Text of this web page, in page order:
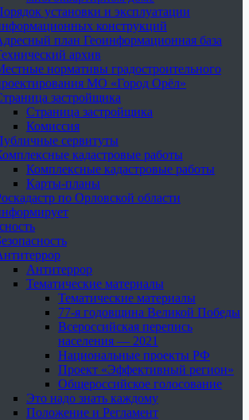
установки и эксплуатации
конструкций
план Геоинформационная база
архив
нормативы градостроительного
МО «Город Орёл»
застройщика
Страница застройщика
Комиссия
сервитуты
кадастровые работы
Комплексные кадастровые работы
Карты-планы
по Орловской области
Антитеррор
Тематические материалы
Тематические материалы
77-я годовщина Великой Победы
Всероссийская перепись
населения — 2021
Национальные проекты РФ
Проект «Эффективный регион»
Общероссийское голосование
Это надо знать каждому
Положение и Регламент